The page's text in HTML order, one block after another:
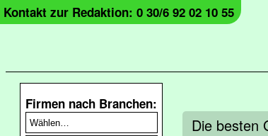
Kontakt zur Redaktion: 0 30/6 92 02 10 55
Firmen nach Branchen:
Die besten